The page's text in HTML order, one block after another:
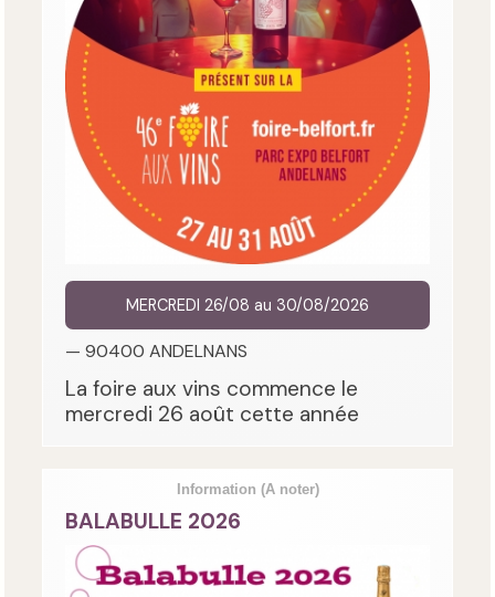
MERCREDI 26/08 au 30/08/2026
— 90400 ANDELNANS
La foire aux vins commence le
mercredi 26 août cette année
Information (A noter)
BALABULLE 2026